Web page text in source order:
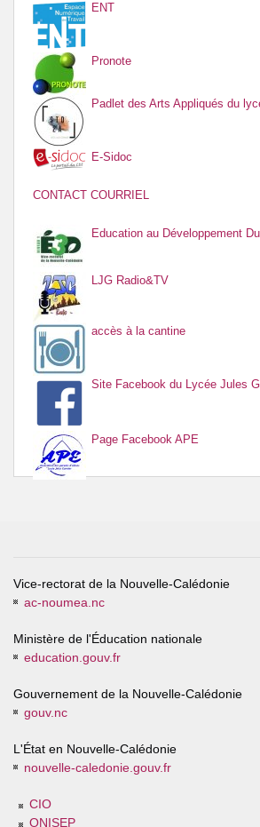
ENT
Pronote
Padlet des Arts Appliqués du
E-Sidoc
CONTACT COURRIEL
Education au Développement
LJG Radio&TV
accès à la cantine
Site Facebook du Lycée Jules
Page Facebook APE
Vice-rectorat de la Nouvelle-Calédonie
ac-noumea.nc
Ministère de l'Éducation nationale
education.gouv.fr
Gouvernement de la Nouvelle-Calédonie
gouv.nc
L'État en Nouvelle-Calédonie
nouvelle-caledonie.gouv.fr
CIO
ONISEP